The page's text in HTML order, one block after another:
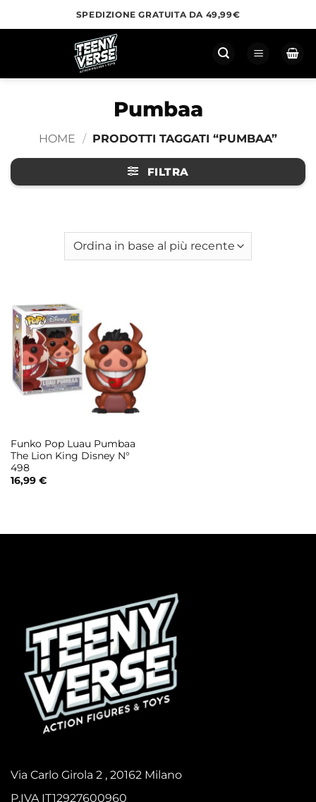
ai
SPEDIZIONE GRATUITA DA 49,99€
Pumbaa
HOME / PRODOTTI TAGGATI “PUMBAA”
FILTRA
Funko Pop Luau Pumbaa
The Lion King Disney N°
498
16,99 €
Via Carlo Girola 2 , 20162 Milano
P.IVA IT12927600960